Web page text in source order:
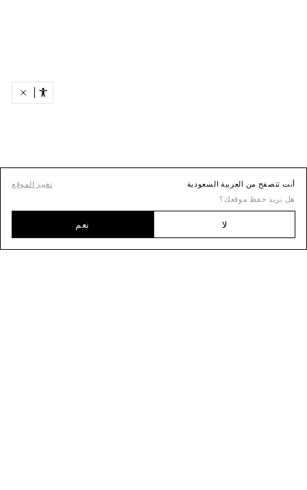
أنت تتصفح من العربية السعودية
تغيير الموقع
هل تريد حفظ موقعك؟
لا نعم